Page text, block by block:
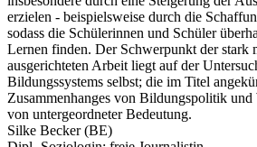
erzielen - beispielsweise durch die
sodass die Schülerinnen und Schüler
Lernen finden. Der Schwerpunkt der stark
ausgerichteten Arbeit liegt auf der
Bildungssystems selbst; die im Titel
Zusammenhanges von Bildungspolitik und
von untergeordneter Bedeutung.
Silke Becker (BE)